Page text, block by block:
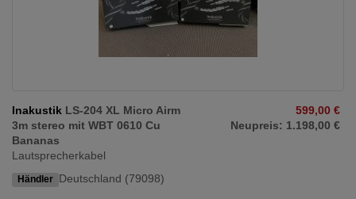
Inakustik LS-204 XL Micro Airm
3m stereo mit WBT 0610 Cu
Bananas
Lautsprecherkabel
Händler Deutschland (79098)
599,00 €
Neupreis: 1.198,00 €